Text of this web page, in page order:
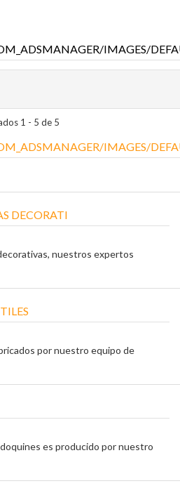
1 - 5 de 5
DECORATI
nuestros expertos
por nuestro equipo de
es producido por nuestro